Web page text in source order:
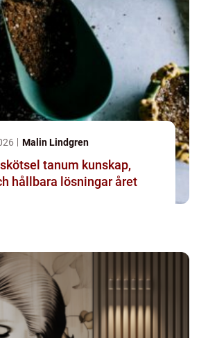
Malin Lindgren
tanum kunskap,
hållbara lösningar året